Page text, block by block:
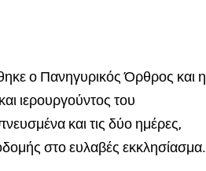
ο Πανηγυρικός Όρθρος και η
ιερουργούντος του
και τις δύο ημέρες,
στο ευλαβές εκκλησίασμα.